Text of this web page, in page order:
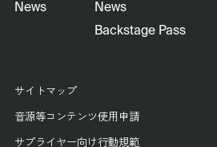
News
News
Backstage Pass
サイトマップ
音源等コンテンツ使用申請
サプライヤー向け行動規範